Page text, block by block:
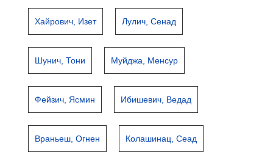
Хайрович, Изет Лулич, Сенад
Шунич, Тони Муйджа, Менсур
Фейзич, Ясмин Ибишевич, Ведад
Враньеш, Огнен Колашинац, Сеад